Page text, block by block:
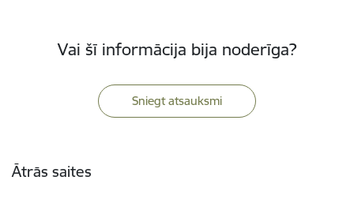
Vai šī informācija bija noderīga?
Sniegt atsauksmi
Ātrās saites